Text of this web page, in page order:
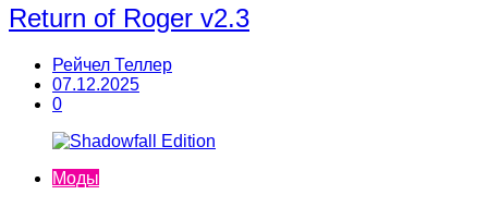
Return of Roger v2.3
Рейчел Теллер
07.12.2025
0
Моды